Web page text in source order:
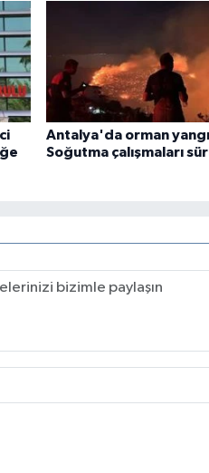
Antalya'da orman
Soğutma çalışmaları